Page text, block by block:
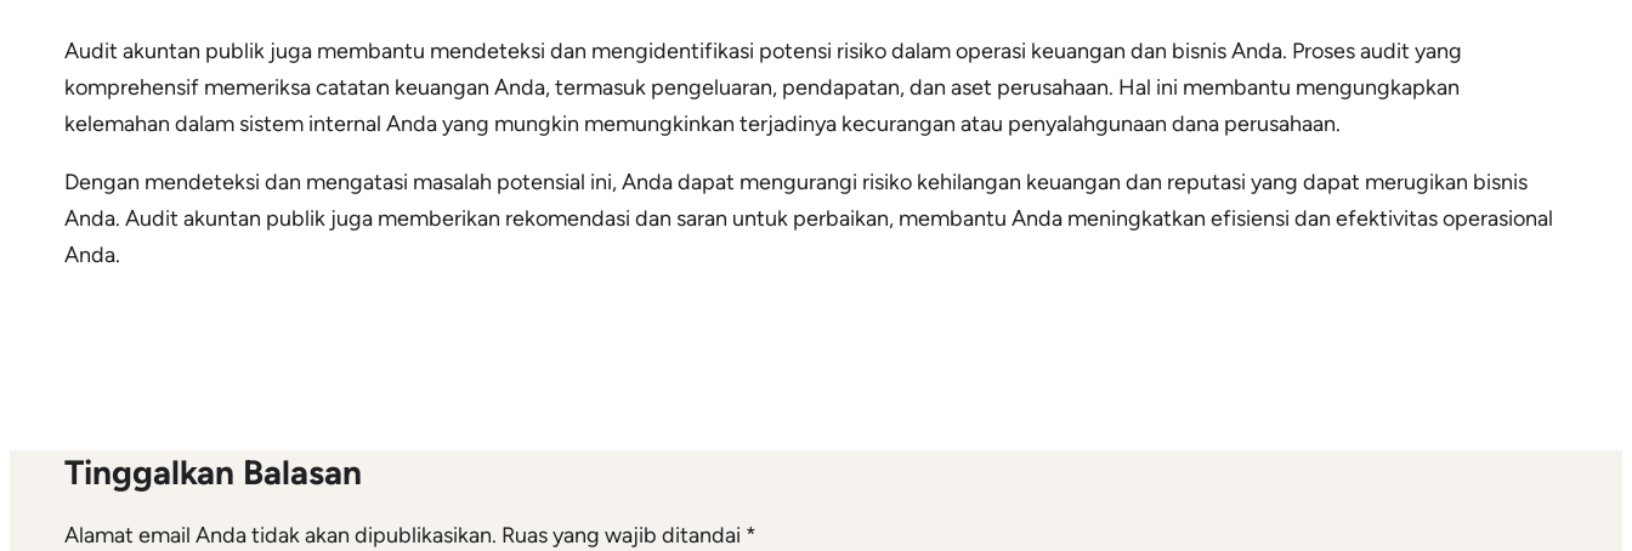
Audit akuntan publik juga membantu mendeteksi dan mengidentifikasi potensi risiko dalam operasi keuangan dan bisnis Anda. Proses audit yang
komprehensif memeriksa catatan keuangan Anda, termasuk pengeluaran, pendapatan, dan aset perusahaan. Hal ini membantu mengungkapkan
kelemahan dalam sistem internal Anda yang mungkin memungkinkan terjadinya kecurangan atau penyalahgunaan dana perusahaan.
Dengan mendeteksi dan mengatasi masalah potensial ini, Anda dapat mengurangi risiko kehilangan keuangan dan reputasi yang dapat merugikan bisnis
Anda. Audit akuntan publik juga memberikan rekomendasi dan saran untuk perbaikan, membantu Anda meningkatkan efisiensi dan efektivitas operasional
Anda.
Tinggalkan Balasan
Alamat email Anda tidak akan dipublikasikan. Ruas yang wajib ditandai *